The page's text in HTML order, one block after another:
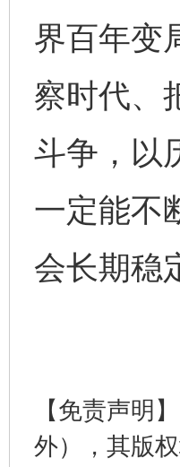
界百年变
察时代、
斗争，以
一定能不
会长期稳
【免责声明
外），其版
完善运行机制助力
东山县通报“牛蛙产品